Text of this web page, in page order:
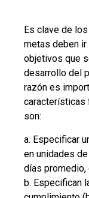
Es clave de
metas deben
objetivos que
desarrollo del
razón es
características
son:
a. Especificar
en unidades
días promedio,
b. Especifican